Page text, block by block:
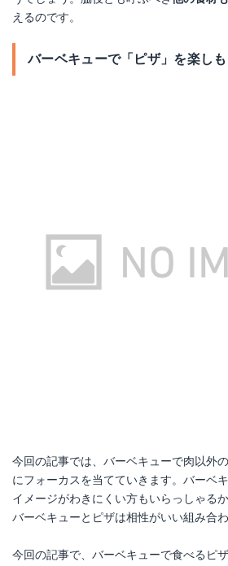
えるのです。
バーベキューで「ピザ」を楽しも
今回の記事では、バーベキューで肉以外
にフォーカスを当てていきます。バーベ
イメージがわきにくい方もいらっしゃる
バーベキューとピザは相性がいい組み合わ
今回の記事で、バーベキューで食べるピ